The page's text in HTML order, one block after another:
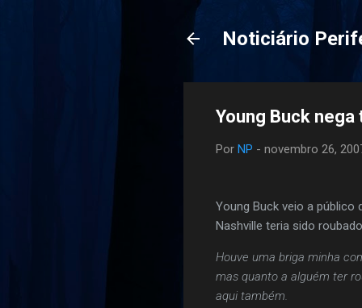
Noticiário
Young Buck
Por NP - novembro 26,
Young Buck veio a
Nashville teria sido
Houve uma briga minha
mas quanto a alguém ter
aqui também.